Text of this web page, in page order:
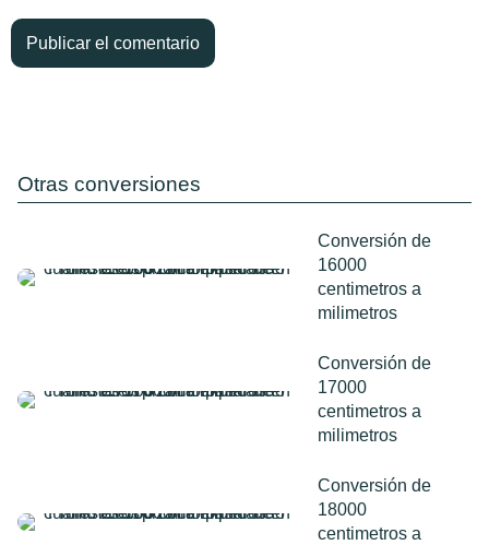
Otras conversiones
Conversión de
16000
centimetros a
milimetros
Conversión de
17000
centimetros a
milimetros
Conversión de
18000
centimetros a